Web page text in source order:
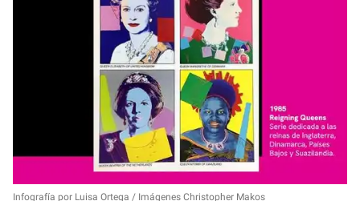
Infografía por Luisa Ortega / Imágenes Christopher Makos